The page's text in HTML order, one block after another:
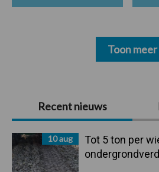
Primaire
Sidebar
Recent nieuws
10 aug
Tot 5 ton per
Toon meer